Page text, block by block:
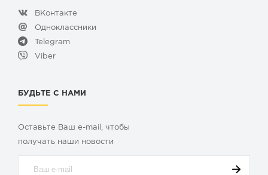
ВКонтакте
Одноклассники
Telegram
Viber
БУДЬТЕ С НАМИ
Оставьте Ваш e-mail, чтобы
получать наши новости